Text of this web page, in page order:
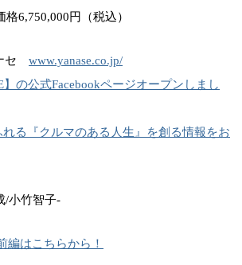
6,750,000円（税込）
セ www.yanase.co.jp/
】の公式Facebookページオープンしまし
る『クルマのある人生』を創る情報をお
/小竹智子-
編はこちらから！